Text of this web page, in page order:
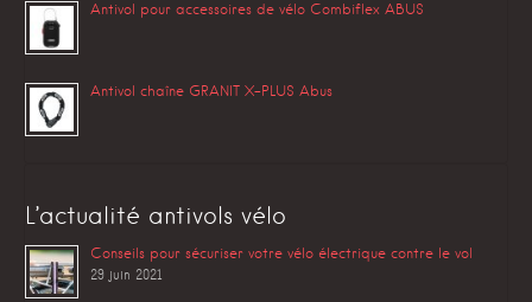
Antivol pour accessoires de vélo Combiflex ABUS
Antivol chaîne GRANIT X-PLUS Abus
L’actualité antivols vélo
Conseils pour sécuriser votre vélo électrique contre le vol
29 juin 2021